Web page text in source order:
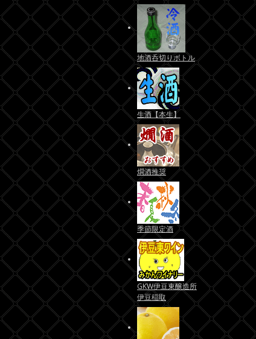
地酒呑切りボトル
生酒【本生】
燗酒推奨
季節限定酒
GKW伊豆東醸造所
伊豆稲取